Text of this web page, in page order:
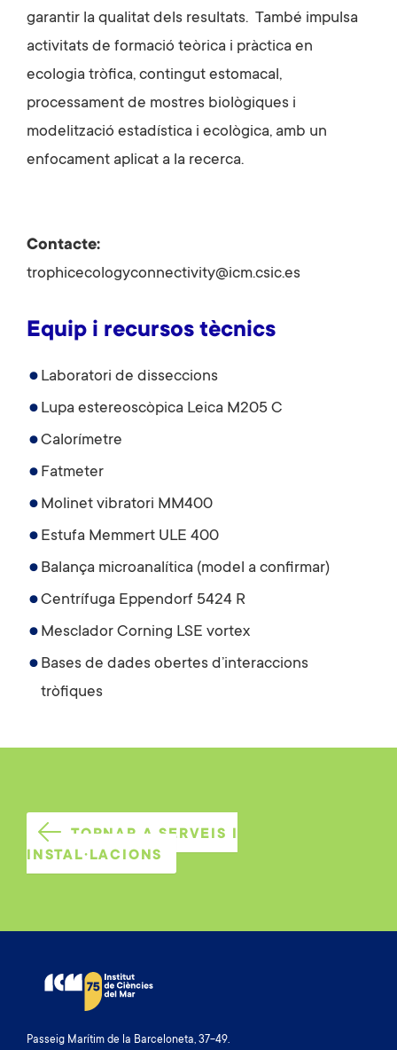
garantir la qualitat dels resultats. També impulsa
activitats de formació teòrica i pràctica en
ecologia tròfica, contingut estomacal,
processament de mostres biològiques i
modelització estadística i ecològica, amb un
enfocament aplicat a la recerca.
Contacte:
trophicecologyconnectivity@icm.csic.es
Equip i recursos tècnics
Laboratori de disseccions
Lupa estereoscòpica Leica M205 C
Calorímetre
Fatmeter
Molinet vibratori MM400
Estufa Memmert ULE 400
Balança microanalítica (model a confirmar)
Centrífuga Eppendorf 5424 R
Mesclador Corning LSE vortex
Bases de dades obertes d’interaccions
tròfiques
TORNAR A SERVEIS I
INSTAL·LACIONS
Passeig Marítim de la Barceloneta, 37-49.